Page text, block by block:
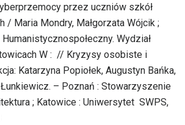
przez uczniów szkół
/ Maria Mondry, Małgorzata Wójcik ;
Wydział
W : // Kryzysy osobiste i
Katarzyna Popiołek, Augustyn Bańka,
– Poznań : Stowarzyszenie
; Katowice : Uniwersytet SWPS,